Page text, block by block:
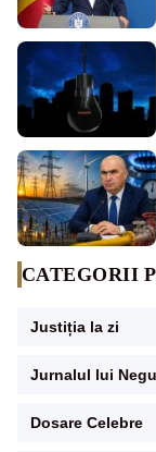
CATEGORII
Justiția la zi
Jurnalul lui
Dosare Celebre